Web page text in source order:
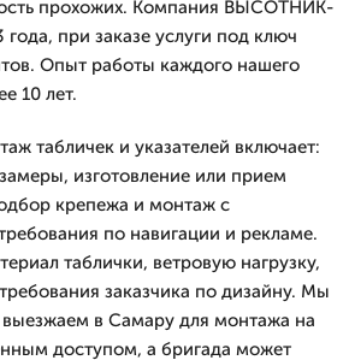
прохожих. Компания ВЫСОТНИК-
при заказе услуги под ключ
Опыт работы каждого нашего
10 лет.
табличек и указателей включает:
изготовление или прием
крепежа и монтаж с
по навигации и рекламе.
таблички, ветровую нагрузку,
заказчика по дизайну. Мы
в Самару для монтажа на
доступом, а бригада может